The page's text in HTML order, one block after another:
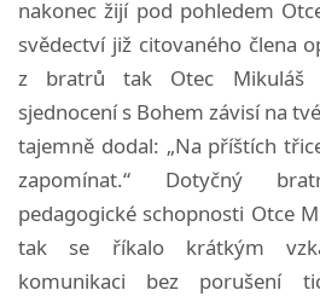
nakonec žijí pod pohledem
svědectví již citovaného člena
z bratrů tak Otec Mikuláš
sjednocení s Bohem závisí na
tajemně dodal: „Na příštích
zapomínat.“ Dotyčný
pedagogické schopnosti Otce
tak se říkalo krátkým
komunikaci bez porušení